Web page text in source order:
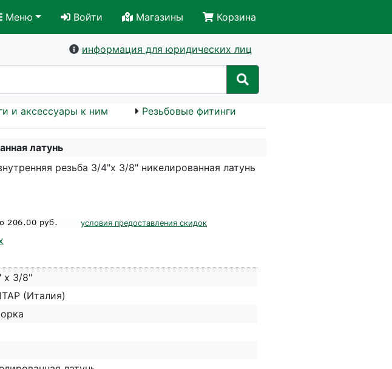
Меню Войти Магазины Корзина
информация для юридических лиц
и аксессуары к ним Резьбовые фитинги
латунь
резьба 3/4"х 3/8" никелированная латунь
условия предоставления скидок
x 3/8"
(Италия)